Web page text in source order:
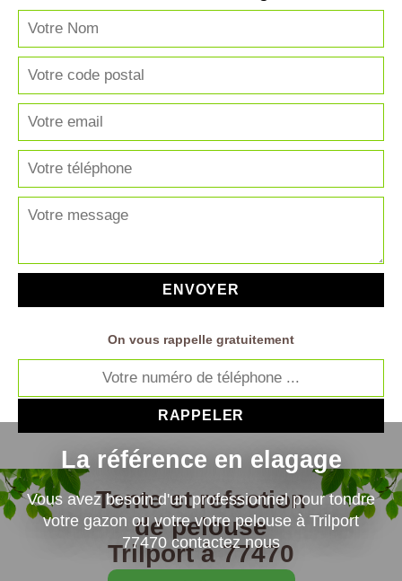
La référence en elagage
Vous avez besoin d'un professionnel pour tondre
votre gazon ou votre votre pelouse à Trilport
77470 contactez nous
On vous rappelle gratuitement
Tonte et refection
de pelouse
Trilport à 77470